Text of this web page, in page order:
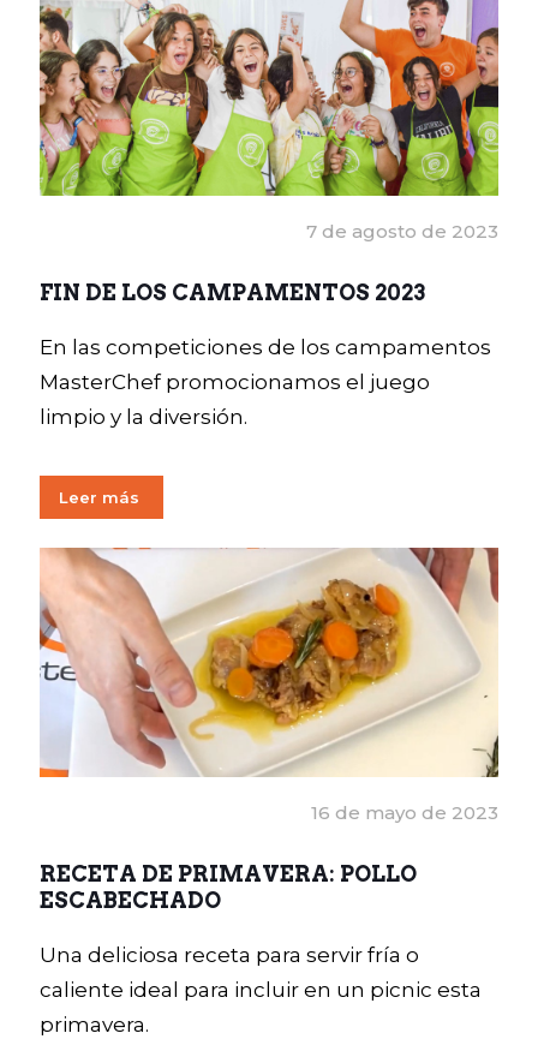
7 de agosto de 2023
FIN DE LOS CAMPAMENTOS 2023
En las competiciones de los campamentos
MasterChef promocionamos el juego
limpio y la diversión.
Leer más
16 de mayo de 2023
RECETA DE PRIMAVERA: POLLO
ESCABECHADO
Una deliciosa receta para servir fría o
caliente ideal para incluir en un picnic esta
primavera.